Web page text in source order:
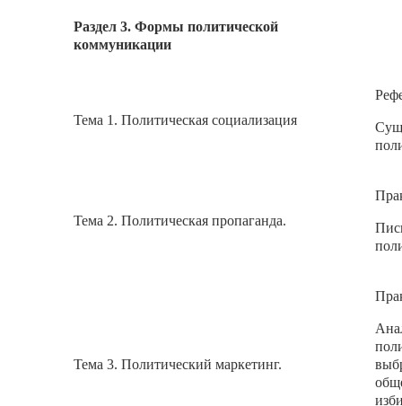
Раздел 3. Формы политической
коммуникации
Тема 1. Политическая социализация
Тема 2. Политическая пропаганда.
Тема 3. Политический маркетинг.